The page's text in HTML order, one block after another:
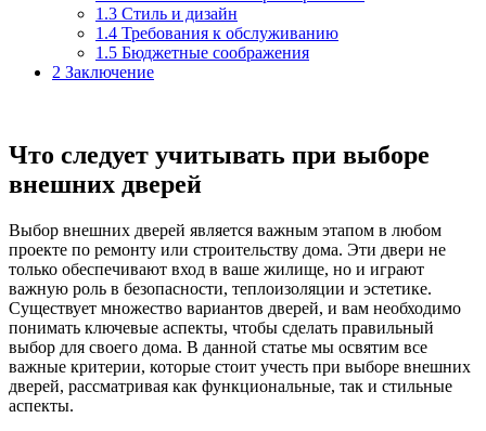
1.3 Стиль и дизайн
1.4 Требования к обслуживанию
1.5 Бюджетные соображения
2 Заключение
Что следует учитывать при выборе
внешних дверей
Выбор внешних дверей является важным этапом в любом
проекте по ремонту или строительству дома. Эти двери не
только обеспечивают вход в ваше жилище, но и играют
важную роль в безопасности, теплоизоляции и эстетике.
Существует множество вариантов дверей, и вам необходимо
понимать ключевые аспекты, чтобы сделать правильный
выбор для своего дома. В данной статье мы освятим все
важные критерии, которые стоит учесть при выборе внешних
дверей, рассматривая как функциональные, так и стильные
аспекты.